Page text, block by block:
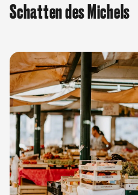
Schatten des Michels